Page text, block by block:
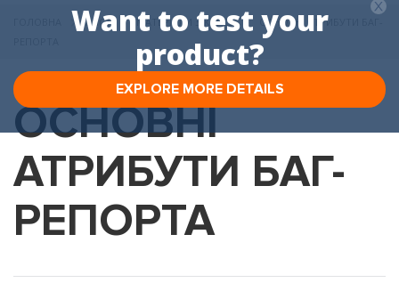
Want to test your
product?
EXPLORE MORE DETAILS
БЛОГ МАТЕРІАЛИ З КУРСУ
ОСНОВНІ АТРИБУТИ БАГ-
ОСНОВНІ
АТРИБУТИ БАГ-
РЕПОРТА